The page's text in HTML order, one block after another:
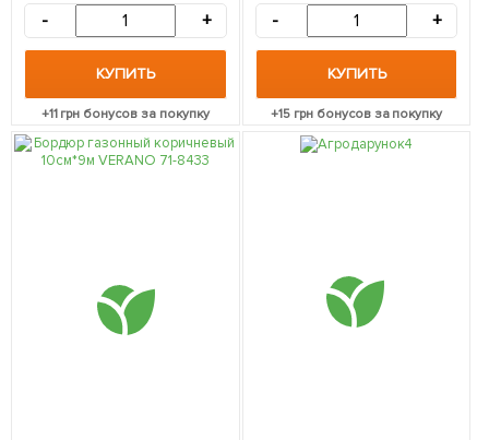
- +
КУПИТЬ
+11грн бонусов за покупку
- +
КУПИТЬ
+15грн бонусов за покупку